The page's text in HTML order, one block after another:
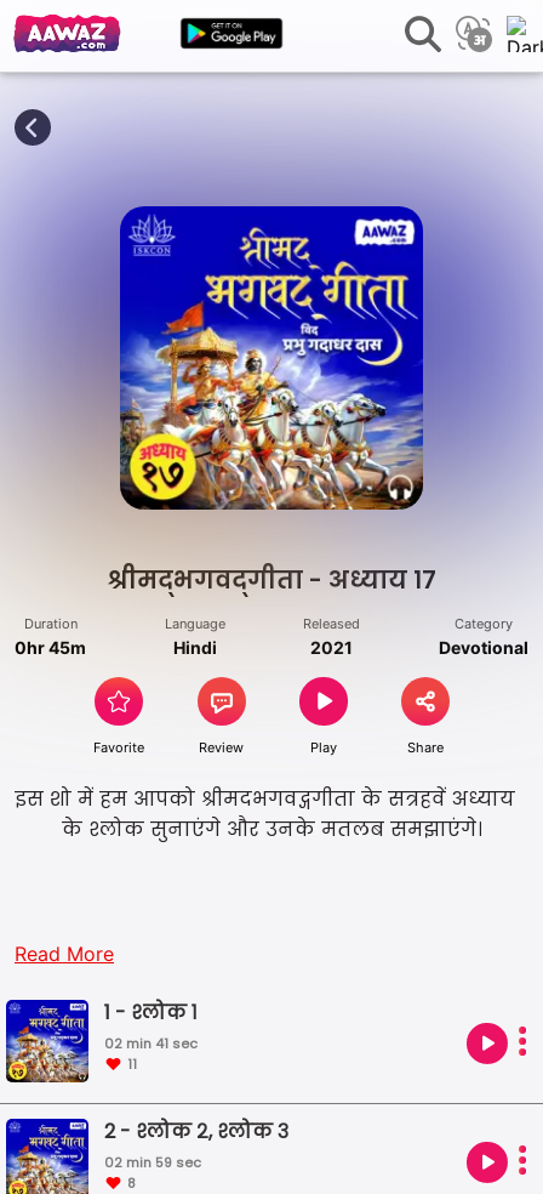
श्रीमद्‍भगवद्‍गीता - अध्याय १७
Duration
0hr 45m
Language
Hindi
Released
2021
Category
Devotional
Favorite Review Play Share
इस शो में हम आपको श्रीमदभगवद्गगीता के सत्रहवें अध्याय
के श्लोक सुनाएंगे और उनके मतलब समझाएंगे।
Read More
1 - श्लोक १
02 min 41 sec
11
2 - श्लोक २, श्लोक ३
02 min 59 sec
8